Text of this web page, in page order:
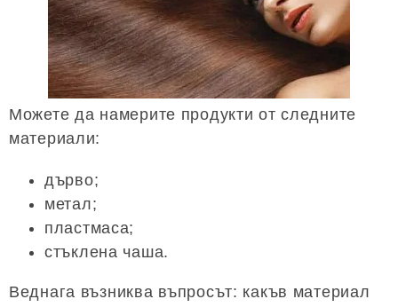
Можете да намерите продукти от следните
материали:
дърво;
метал;
пластмаса;
стъклена чаша.
Веднага възниква въпросът: какъв материал